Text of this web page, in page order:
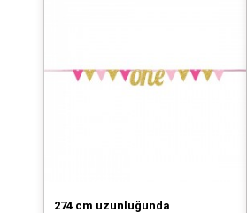
274 cm uzunluğunda